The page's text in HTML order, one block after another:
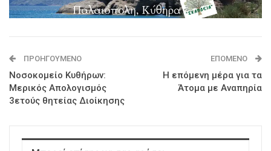
ΠΡΟΗΓΟΎΜΕΝΟ
Νοσοκομείο Κυθήρων:
Μερικός Απολογισμός
3ετούς θητείας Διοίκησης
ΕΠΌΜΕΝΟ
Η επόμενη μέρα για τα
Άτομα με Αναπηρία